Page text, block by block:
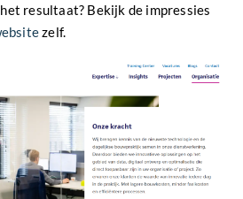
resultaat? Bekijk de impressies
zelf.